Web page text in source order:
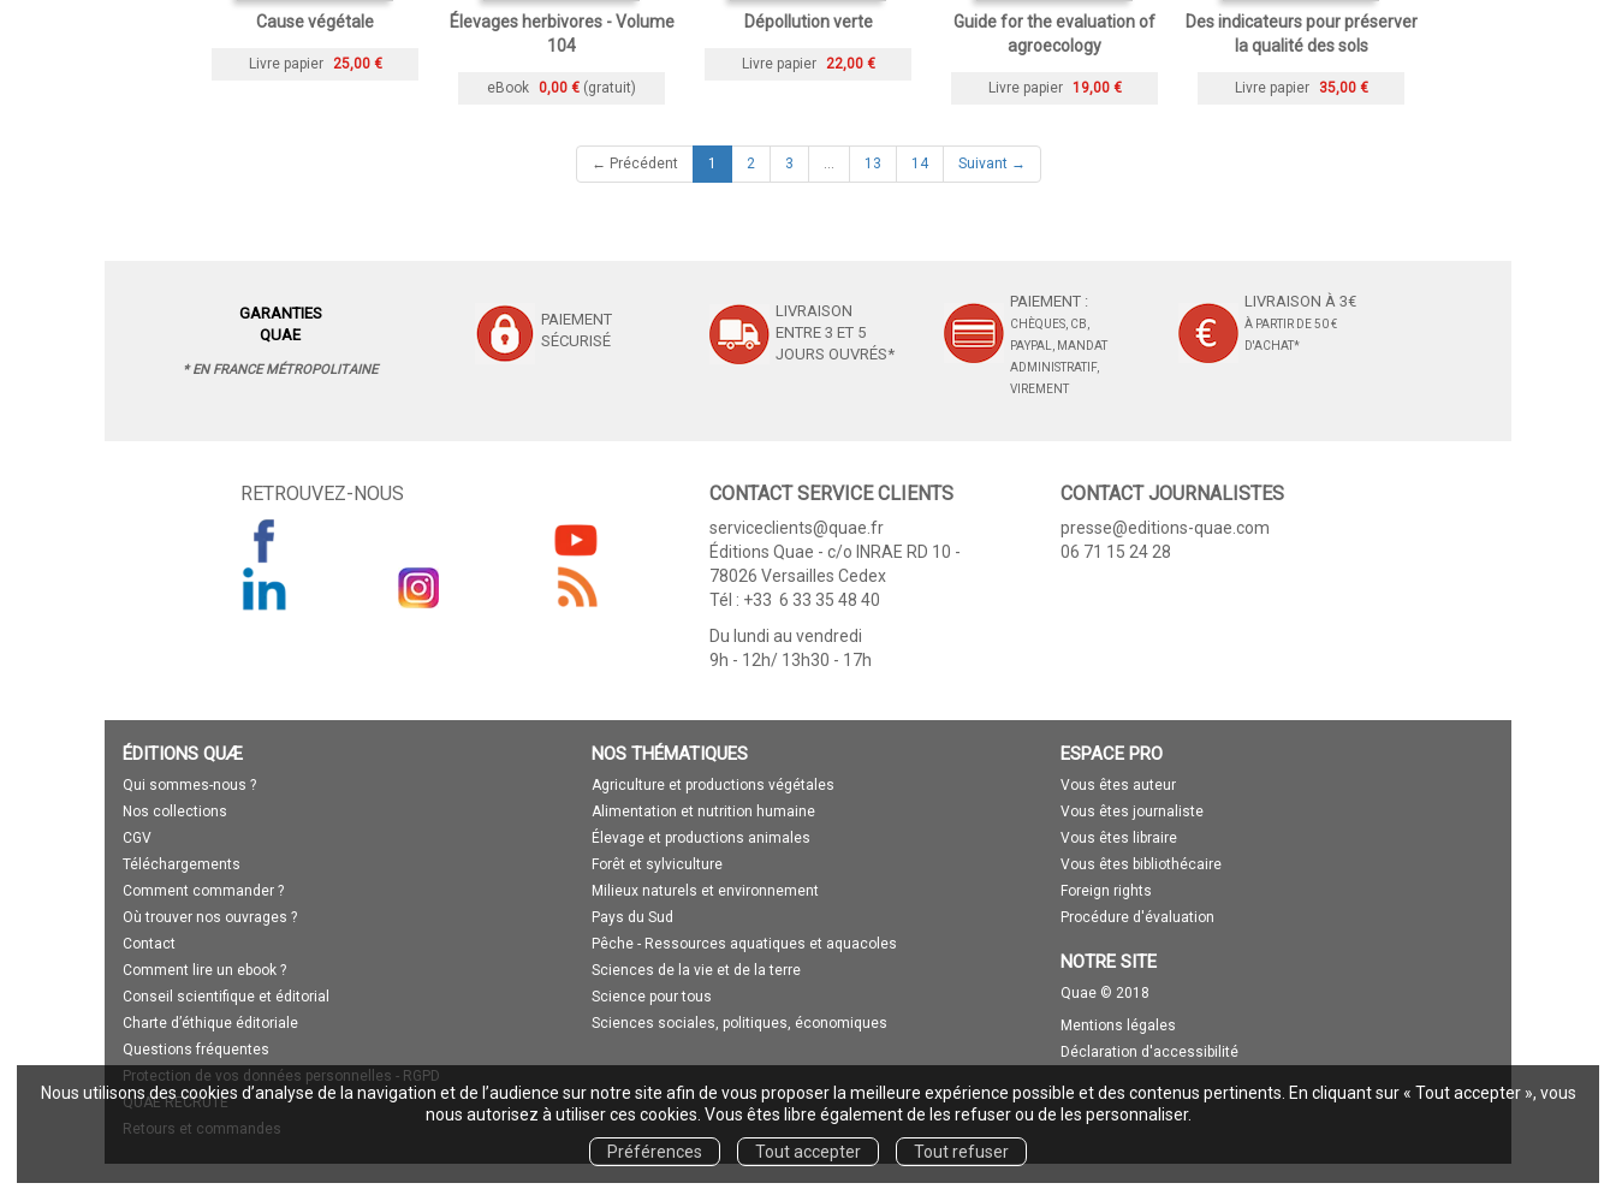
Nous utilisons des cookies d’analyse de la navigation et de l’audience sur notre site afin de vous proposer la meilleure expérience possible et des contenus pertinents. En cliquant sur « Tout accepter », vous
nous autorisez à utiliser ces cookies. Vous êtes libre également de les refuser ou de les personnaliser.
Préférences
Tout accepter Tout refuser
Cause végétale
Livre papier 25,00 €
Élevages herbivores - Volume
104
eBook 0,00 € (gratuit)
Dépollution verte
Livre papier 22,00 €
Guide for the evaluation of
agroecology
Livre papier 19,00 €
Des indicateurs pour préserver
la qualité des sols
Livre papier 35,00 €
← Précédent 1 (current)
2 3 13 14 Suivant →
GARANTIES
QUAE
* EN FRANCE MÉTROPOLITAINE
PAIEMENT
SÉCURISÉ
LIVRAISON
ENTRE 3 ET 5
JOURS OUVRÉS*
PAIEMENT :
CHÈQUES, CB,
PAYPAL, MANDAT
ADMINISTRATIF,
VIREMENT
LIVRAISON À 3€
À PARTIR DE 50 €
D'ACHAT*
RETROUVEZ-NOUS CONTACT SERVICE CLIENTS
serviceclients@quae.fr
Éditions Quae - c/o INRAE RD 10 -
78026 Versailles Cedex
Tél : +33 6 33 35 48 40
Du lundi au vendredi
9h - 12h/ 13h30 - 17h
CONTACT JOURNALISTES
presse@editions-quae.com
06 71 15 24 28
ÉDITIONS QUÆ
Qui sommes-nous ?
Nos collections
CGV
Téléchargements
Comment commander ?
Où trouver nos ouvrages ?
Contact
Comment lire un ebook ?
Conseil scientifique et éditorial
Charte d’éthique éditoriale
Questions fréquentes
Protection de vos données personnelles - RGPD
QUAE RECRUTE
Retours et commandes
NOS THÉMATIQUES
Agriculture et productions végétales
Alimentation et nutrition humaine
Élevage et productions animales
Forêt et sylviculture
Milieux naturels et environnement
Pays du Sud
Pêche - Ressources aquatiques et aquacoles
Sciences de la vie et de la terre
Science pour tous
Sciences sociales, politiques, économiques
ESPACE PRO
Vous êtes auteur
Vous êtes journaliste
Vous êtes libraire
Vous êtes bibliothécaire
Foreign rights
Procédure d'évaluation
NOTRE SITE
Quae © 2018
Mentions légales
Déclaration d'accessibilité